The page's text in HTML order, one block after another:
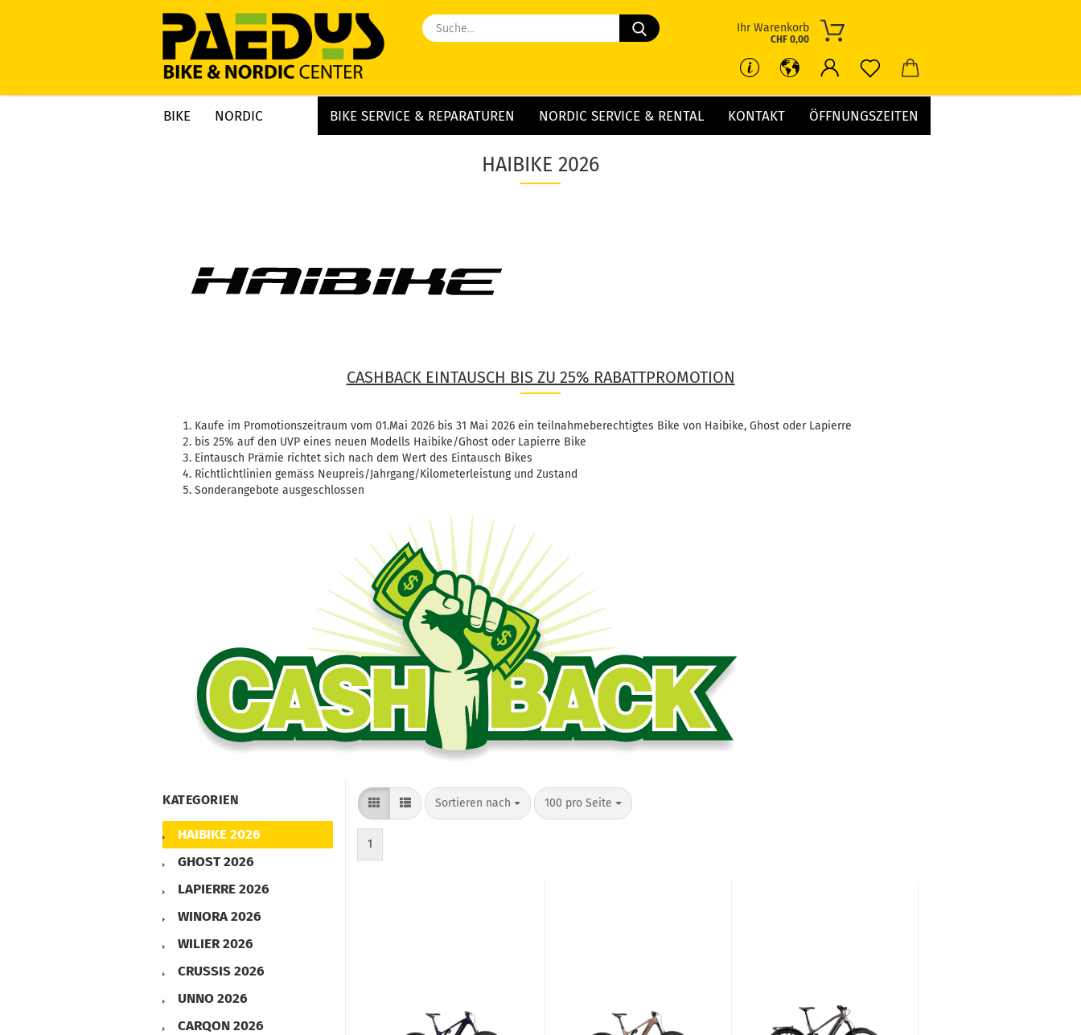
Suche... Ihr Warenkorb
CHF 0,00
BIKE NORDIC BIKE SERVICE & REPARATUREN NORDIC SERVICE & RENTAL KONTAKT ÖFFNUNGSZEITEN
Startseite » BIKE » HAIBIKE 2026
HAIBIKE 2026
CASHBACK EINTAUSCH BIS ZU 25% RABATTPROMOTION
Kaufe im Promotionszeitraum vom 01.Mai 2026 bis 31 Mai 2026 ein teilnahmeberechtigtes Bike von Haibike, Ghost oder Lapierre
bis 25% auf den UVP eines neuen Modells Haibike/Ghost oder Lapierre Bike
Eintausch Prämie richtet sich nach dem Wert des Eintausch Bikes
Richtlichtlinien gemäss Neupreis/Jahrgang/Kilometerleistung und Zustand
Sonderangebote ausgeschlossen
KATEGORIEN
HAIBIKE 2026
GHOST 2026
LAPIERRE 2026
WINORA 2026
WILIER 2026
CRUSSIS 2026
UNNO 2026
CARQON 2026
Sortieren nach
Sortieren nach 100 pro Seite
pro Seite
1